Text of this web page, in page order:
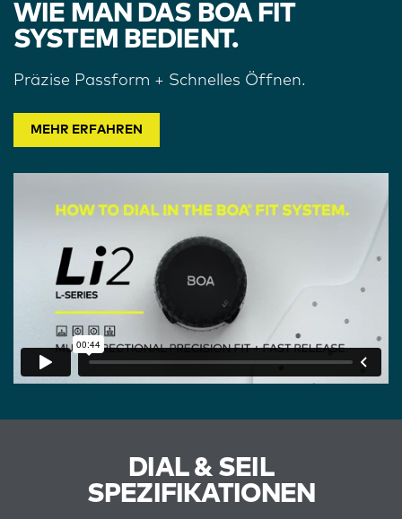
WIE MAN DAS BOA FIT
SYSTEM BEDIENT.
Präzise Passform + Schnelles Öffnen.
MEHR ERFAHREN
DIAL & SEIL
SPEZIFIKATIONEN